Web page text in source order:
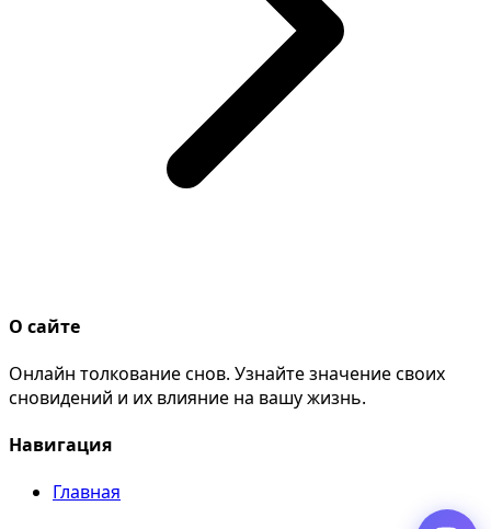
О сайте
Онлайн толкование снов. Узнайте значение своих
сновидений и их влияние на вашу жизнь.
Навигация
Главная